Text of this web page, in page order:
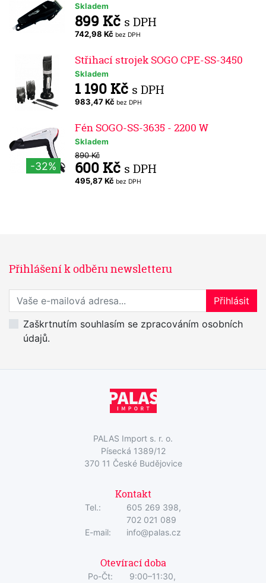
Skladem
899 Kč s DPH
742,98 Kč bez DPH
Střihací strojek SOGO CPE-SS-3450
Skladem
1 190 Kč s DPH
983,47 Kč bez DPH
-32%
Fén SOGO-SS-3635 - 2200 W
Skladem
890 Kč
600 Kč s DPH
495,87 Kč bez DPH
Přihlášení k odběru newsletteru
Přihlaste se k odběru novinek
Přihlásit
Zaškrtnutím souhlasím se zpracováním osobních
údajů.
PALAS Import s. r. o.
Písecká 1389/12
370 11 České Budějovice
Kontakt
Tel.:
605 269 398,
702 021 089
E-mail:
info@palas.cz
Otevírací doba
Po-Čt: 9:00–11:30,